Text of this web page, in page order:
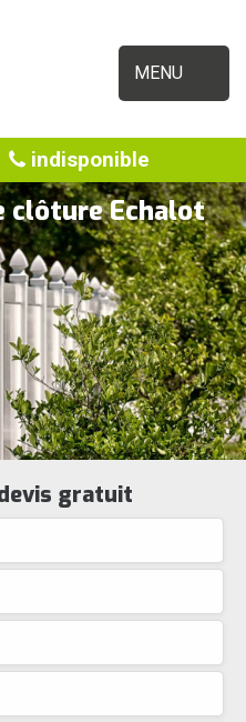
MENU
indisponible
clôture Echalot
gratuit